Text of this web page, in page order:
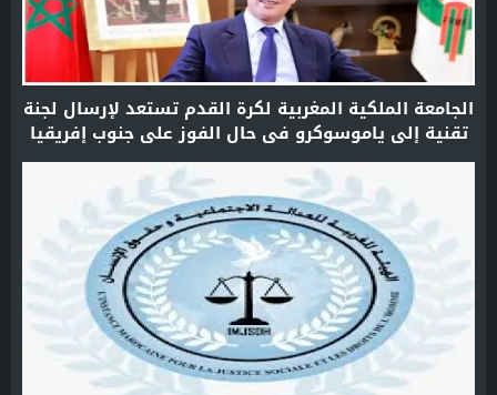
الجامعة الملكية المغربية لكرة القدم تستعد لإرسال لجنة
تقنية إلى ياموسوكرو في حال الفوز على جنوب إفريقيا
في كأس أمم إفريقيا